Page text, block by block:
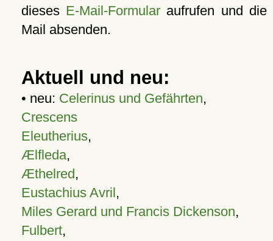
dieses E-Mail-Formular aufrufen und die
Mail absenden.
Aktuell und neu:
• neu: Celerinus und Gefährten,
Crescens
Eleutherius,
Ælfleda,
Æthelred,
Eustachius Avril,
Miles Gerard und Francis Dickenson,
Fulbert,